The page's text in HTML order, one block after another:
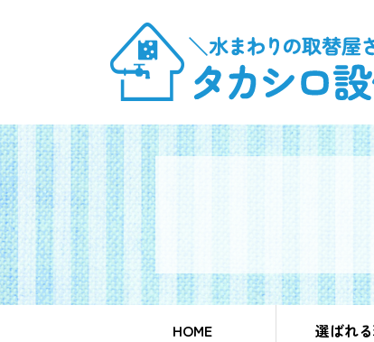
HOME 選ばれ